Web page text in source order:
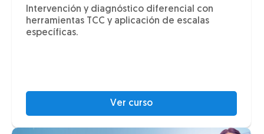
Intervención y diagnóstico diferencial con
herramientas TCC y aplicación de escalas
específicas.
Ver curso